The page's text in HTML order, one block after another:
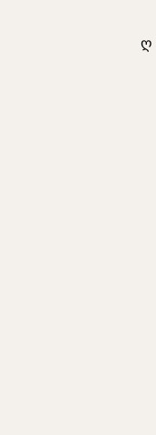
ღ